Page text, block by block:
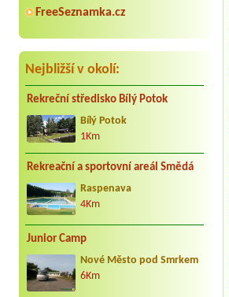
FreeSeznamka.cz
Nejbližší v okolí:
Rekreční středisko Bílý Potok
Bílý Potok
1Km
Rekreační a sportovní areál Smědá
Raspenava
4Km
Junior Camp
Nové Město pod Smrkem
6Km